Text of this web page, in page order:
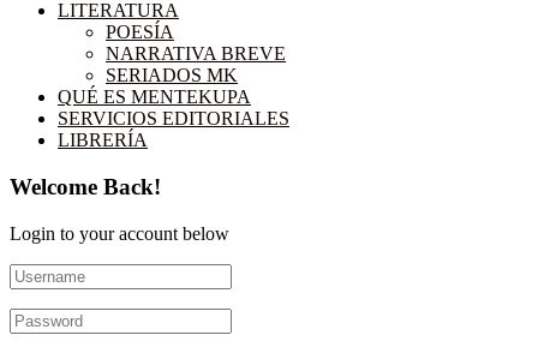
LITERATURA
POESÍA
NARRATIVA BREVE
SERIADOS MK
QUÉ ES MENTEKUPA
SERVICIOS EDITORIALES
LIBRERÍA
Welcome Back!
Login to your account below